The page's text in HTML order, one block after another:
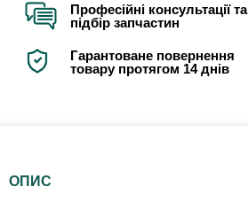
Професійні консультації та
підбір запчастин
Гарантоване повернення
товару протягом 14 днів
ОПИС